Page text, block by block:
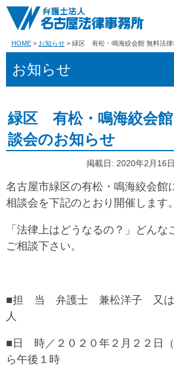
HOME お知らせ 緑区 有松・鳴海絞会館 無料法律
お知らせ
緑区 有松・鳴海絞会館
談会のお知らせ
掲載日: 2020年2月16
名古屋市緑区の有松・鳴海絞会館
相談会を下記のとおり開催します。
「法律上はどうなるの？」どんな
ご相談下さい。
■担 当 弁護士 兼松洋子 又
人
■日 時／２０２０年２月２２日
ら午後１時